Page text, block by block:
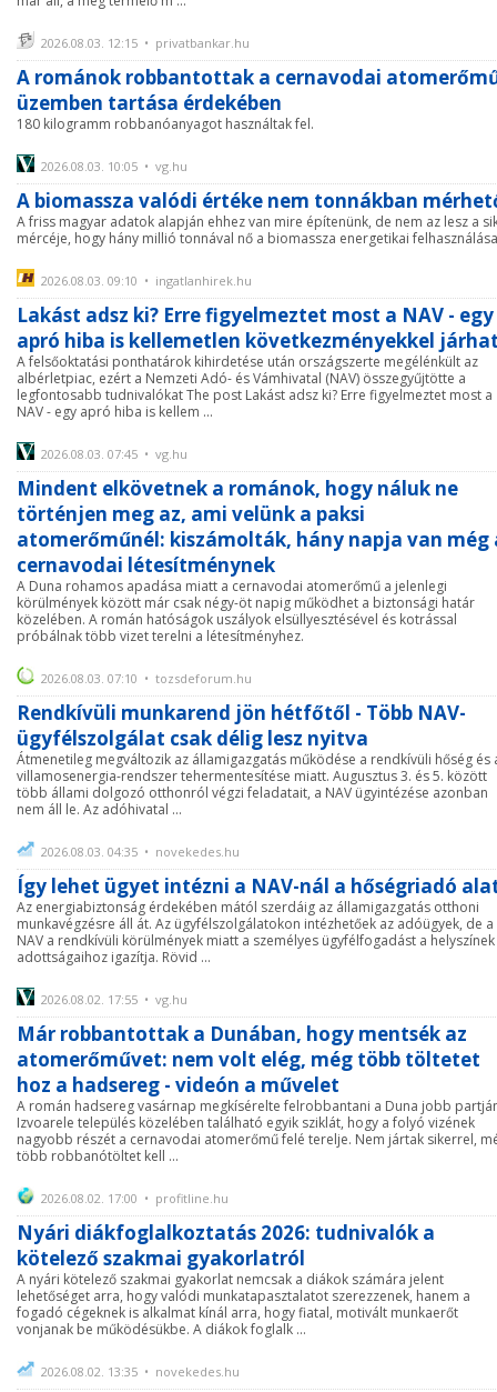
2026.08.03. 12:15 • privatbankar.hu
A románok robbantottak a cernavodai
üzemben tartása érdekében
180 kilogramm robbanóanyagot használtak fel.
2026.08.03. 10:05 • vg.hu
A biomassza valódi értéke nem tonnákban
A friss magyar adatok alapján ehhez van mire építenünk, de nem az lesz a
mércéje, hogy hány millió tonnával nő a biomassza energetikai
2026.08.03. 09:10 • ingatlanhirek.hu
Lakást adsz ki? Erre figyelmeztet most a NAV - egy
apró hiba is kellemetlen következményekkel
A felsőoktatási ponthatárok kihirdetése után országszerte megélénkült az
albérletpiac, ezért a Nemzeti Adó- és Vámhivatal (NAV) összegyűjtötte a
legfontosabb tudnivalókat The post Lakást adsz ki? Erre figyelmeztet most a
NAV - egy apró hiba is kellem ...
2026.08.03. 07:45 • vg.hu
Mindent elkövetnek a románok, hogy náluk ne
történjen meg az, ami velünk a paksi
atomerőműnél: kiszámolták, hány napja van még
cernavodai létesítménynek
A Duna rohamos apadása miatt a cernavodai atomerőmű a jelenlegi
körülmények között már csak négy-öt napig működhet a biztonsági határ
közelében. A román hatóságok uszályok elsüllyesztésével és kotrással
próbálnak több vizet terelni a létesítményhez.
2026.08.03. 07:10 • tozsdeforum.hu
Rendkívüli munkarend jön hétfőtől - Több NAV-
ügyfélszolgálat csak délig lesz nyitva
Átmenetileg megváltozik az államigazgatás működése a rendkívüli hőség és
villamosenergia-rendszer tehermentesítése miatt. Augusztus 3. és 5. között
több állami dolgozó otthonról végzi feladatait, a NAV ügyintézése azonban
nem áll le. Az adóhivatal ...
2026.08.03. 04:35 • novekedes.hu
Így lehet ügyet intézni a NAV-nál a hőségriadó
Az energiabiztonság érdekében mától szerdáig az államigazgatás otthoni
munkavégzésre áll át. Az ügyfélszolgálatokon intézhetőek az adóügyek, de a
NAV a rendkívüli körülmények miatt a személyes ügyfélfogadást a helyszínek
adottságaihoz igazítja. Rövid ...
2026.08.02. 17:55 • vg.hu
Már robbantottak a Dunában, hogy mentsék az
atomerőművet: nem volt elég, még több töltetet
hoz a hadsereg - videón a művelet
A román hadsereg vasárnap megkísérelte felrobbantani a Duna jobb
Izvoarele település közelében található egyik sziklát, hogy a folyó vizének
nagyobb részét a cernavodai atomerőmű felé terelje. Nem jártak sikerrel,
több robbanótöltet kell ...
2026.08.02. 17:00 • profitline.hu
Nyári diákfoglalkoztatás 2026: tudnivalók a
kötelező szakmai gyakorlatról
A nyári kötelező szakmai gyakorlat nemcsak a diákok számára jelent
lehetőséget arra, hogy valódi munkatapasztalatot szerezzenek, hanem a
fogadó cégeknek is alkalmat kínál arra, hogy fiatal, motivált munkaerőt
vonjanak be működésükbe. A diákok foglalk ...
2026.08.02. 13:35 • novekedes.hu